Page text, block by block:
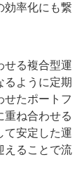
効率化にも繋
せる複合型運
るように定期
せたポートフ
重ね合わせる
て安定した運
えることで流